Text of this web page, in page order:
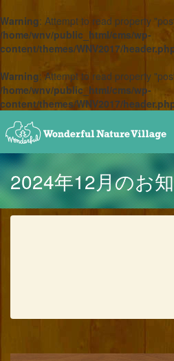
Warning: Attempt to read property
/home/wnv/public_html/cms/wp-
content/themes/WNV2017/
Warning: Attempt to read property
/home/wnv/public_html/cms/wp-
content/themes/WNV2017/
2024年12月のお